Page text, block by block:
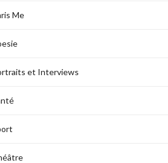
Me
et Interviews